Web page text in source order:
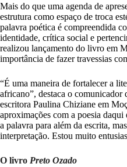
Mais do que uma agenda de
estrutura como espaço de troca
palavra poética é compreendida
identidade, crítica social e
realizou lançamento do livro em
importância de fazer travessias
“É uma maneira de fortalecer a
africano”, destaca o comunicador
escritora Paulina Chiziane em
aproximações com a poesia
a palavra para além da escrita,
interpretação. Estou muito
O livro Preto Ozado